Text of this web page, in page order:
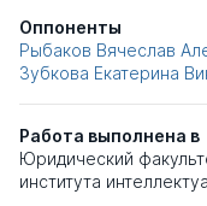
Оппоненты
Рыбаков Вячеслав
Зубкова Екатерина
Работа выполнена в
Юридический
института